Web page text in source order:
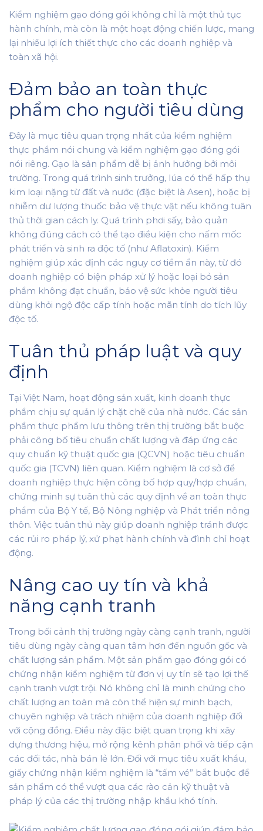
Kiểm nghiệm gạo đóng gói không chỉ là một thủ tục
hành chính, mà còn là một hoạt động chiến lược, mang
lại nhiều lợi ích thiết thực cho các doanh nghiệp và
toàn xã hội.
Đảm bảo an toàn thực
phẩm cho người tiêu dùng
Đây là mục tiêu quan trọng nhất của kiểm nghiệm
thực phẩm nói chung và kiểm nghiệm gạo đóng gói
nói riêng. Gạo là sản phẩm dễ bị ảnh hưởng bởi môi
trường. Trong quá trình sinh trưởng, lúa có thể hấp thụ
kim loại nặng từ đất và nước (đặc biệt là Asen), hoặc bị
nhiễm dư lượng thuốc bảo vệ thực vật nếu không tuân
thủ thời gian cách ly. Quá trình phơi sấy, bảo quản
không đúng cách có thể tạo điều kiện cho nấm mốc
phát triển và sinh ra độc tố (như Aflatoxin). Kiểm
nghiệm giúp xác định các nguy cơ tiềm ẩn này, từ đó
doanh nghiệp có biện pháp xử lý hoặc loại bỏ sản
phẩm không đạt chuẩn, bảo vệ sức khỏe người tiêu
dùng khỏi ngộ độc cấp tính hoặc mãn tính do tích lũy
độc tố.
Tuân thủ pháp luật và quy
định
Tại Việt Nam, hoạt động sản xuất, kinh doanh thực
phẩm chịu sự quản lý chặt chẽ của nhà nước. Các sản
phẩm thực phẩm lưu thông trên thị trường bắt buộc
phải công bố tiêu chuẩn chất lượng và đáp ứng các
quy chuẩn kỹ thuật quốc gia (QCVN) hoặc tiêu chuẩn
quốc gia (TCVN) liên quan. Kiểm nghiệm là cơ sở để
doanh nghiệp thực hiện công bố hợp quy/hợp chuẩn,
chứng minh sự tuân thủ các quy định về an toàn thực
phẩm của Bộ Y tế, Bộ Nông nghiệp và Phát triển nông
thôn. Việc tuân thủ này giúp doanh nghiệp tránh được
các rủi ro pháp lý, xử phạt hành chính và đình chỉ hoạt
động.
Nâng cao uy tín và khả
năng cạnh tranh
Trong bối cảnh thị trường ngày càng cạnh tranh, người
tiêu dùng ngày càng quan tâm hơn đến nguồn gốc và
chất lượng sản phẩm. Một sản phẩm gạo đóng gói có
chứng nhận kiểm nghiệm từ đơn vị uy tín sẽ tạo lợi thế
cạnh tranh vượt trội. Nó không chỉ là minh chứng cho
chất lượng an toàn mà còn thể hiện sự minh bạch,
chuyên nghiệp và trách nhiệm của doanh nghiệp đối
với cộng đồng. Điều này đặc biệt quan trọng khi xây
dựng thương hiệu, mở rộng kênh phân phối và tiếp cận
các đối tác, nhà bán lẻ lớn. Đối với mục tiêu xuất khẩu,
giấy chứng nhận kiểm nghiệm là “tấm vé” bắt buộc để
sản phẩm có thể vượt qua các rào cản kỹ thuật và
pháp lý của các thị trường nhập khẩu khó tính.